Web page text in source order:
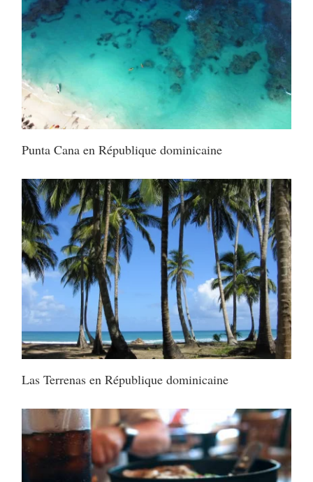
Punta Cana en République dominicaine
Las Terrenas en République dominicaine